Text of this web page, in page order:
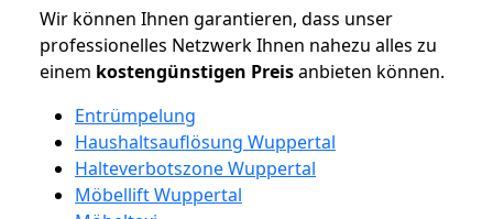
Wir können Ihnen garantieren, dass unser
professionelles Netzwerk Ihnen nahezu alles zu
einem kostengünstigen Preisanbieten können.
Entrümpelung
Haushaltsauflösung Wuppertal
Halteverbotszone Wuppertal
Möbellift Wuppertal